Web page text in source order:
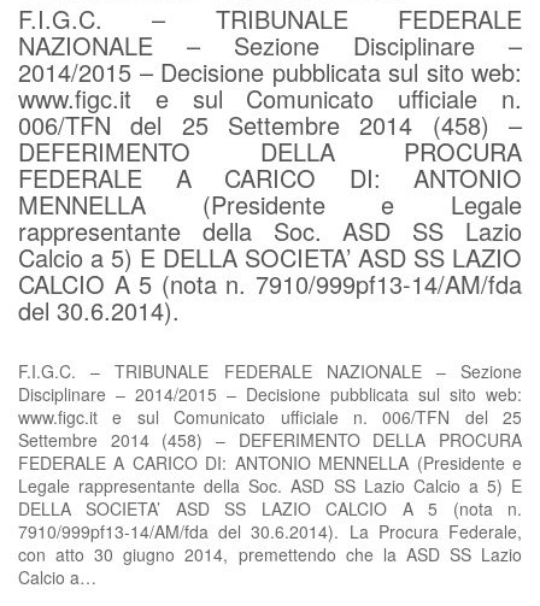
F.I.G.C. – TRIBUNALE FEDERALE
NAZIONALE – Sezione Disciplinare –
2014/2015 – Decisione pubblicata sul sito web:
www.figc.it e sul Comunicato ufficiale n.
006/TFN del 25 Settembre 2014 (458) –
DEFERIMENTO DELLA PROCURA
FEDERALE A CARICO DI: ANTONIO
MENNELLA (Presidente e Legale
rappresentante della Soc. ASD SS Lazio
Calcio a 5) E DELLA SOCIETA’ ASD SS LAZIO
CALCIO A 5 (nota n. 7910/999pf13-14/AM/fda
del 30.6.2014).
F.I.G.C. – TRIBUNALE FEDERALE NAZIONALE – Sezione
Disciplinare – 2014/2015 – Decisione pubblicata sul sito web:
www.figc.it e sul Comunicato ufficiale n. 006/TFN del 25
Settembre 2014 (458) – DEFERIMENTO DELLA PROCURA
FEDERALE A CARICO DI: ANTONIO MENNELLA (Presidente e
Legale rappresentante della Soc. ASD SS Lazio Calcio a 5) E
DELLA SOCIETA’ ASD SS LAZIO CALCIO A 5 (nota n.
7910/999pf13-14/AM/fda del 30.6.2014). La Procura Federale,
con atto 30 giugno 2014, premettendo che la ASD SS Lazio
Calcio a…